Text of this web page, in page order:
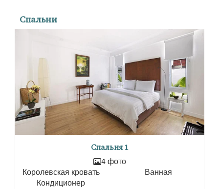
Спальни
Спальня 1
4 фото
Королевская кровать
Ванная
Кондиционер